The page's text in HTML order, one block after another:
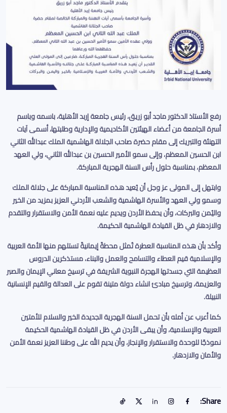
رفع الأستاذ الدكتور ماجد أبو زريق، رئيس جامعة إربد الأهلية، باسمه وباسم
أسرة الجامعة من أعضاء الهيئتين الأكاديمية والإدارية وطلبتها، أسمى آيات
التهنئة والتبريك إلى مقام حضرة صاحب الجلالة الهاشمية الملك عبدالله الثاني
ابن الحسين المعظم، وإلى سمو الأمير الحسين بن عبدالله الثاني، ولي العهد
المعظم، بمناسبة حلول رأس السنة الهجرية المباركة.
وابتهل إلى المولى عز وجل أن يُعيد هذه المناسبة المباركة على جلالة الملك
وسمو ولي العهد والأسرة الهاشمية والشعب الأردني العزيز بمزيد من الخير
واليُمن والبركات، وأن يحفظ الأردن ويديم عليه نعمة الأمن والاستقرار والتقدم
والازدهار في ظل القيادة الهاشمية الحكيمة.
وأكد بأن هذه المناسبة العطرة تُمثل محطةً إيمانيةً تستلهم منها الأمة العربية
والإسلامية قيم العطاء والتسامح والعمل والبناء، مستذكرين الدروس
العظيمة التي جسدتها الهجرة النبوية الشريفة في ترسيخ معاني الإيمان والصبر
والعزيمة، وترسيخ مبادئ انشاء دولة متينة تقوم على العدالة والقيم الإنسانية
النبيلة.
كما أعرب عن أمله بأن تحمل السنة الهجرية الجديدة الخير والسلام للأمتين
العربية والإسلامية، وأن يبقى الأردن في ظل القيادة الهاشمية الحكيمة
نموذجًا للوحدة والاستقرار والإنجاز، وأن يديم الله على وطننا العزيز نعمة الأمن
والأمان والازدهار.
Share: